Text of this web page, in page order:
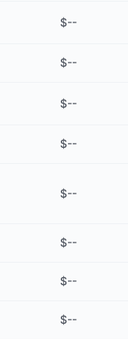
$--
$--
$--
$--
$--
$--
$--
$--